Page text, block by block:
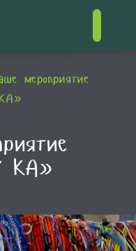
мероприятие
КА»